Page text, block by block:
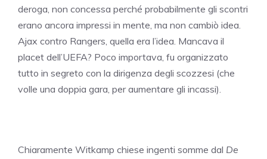
deroga, non concessa perché probabilmente gli scontri
erano ancora impressi in mente, ma non cambiò idea.
Ajax contro Rangers, quella era l’idea. Mancava il
placet dell’UEFA? Poco importava, fu organizzato
tutto in segreto con la dirigenza degli scozzesi (che
volle una doppia gara, per aumentare gli incassi).
Chiaramente Witkamp chiese ingenti somme dal De